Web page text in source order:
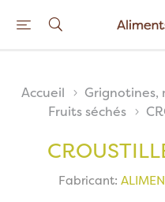
Accueil
Grignotines,
Fruits séchés
Fabricant: